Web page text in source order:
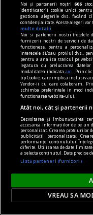
axa dus-întors
Avram Iancu – 200
Și totuși,
oricine mai simte
simtă o înaltă
Sever VOINESCU
Noi și partenerii noștri606
identificatorii cookie unici
gestiona alegerile dvs. făcând
confidențialitate. Aceste alegeri
multe detalii
Noi si partenerii nostri (retelele
furnizorii nostri de servicii de
functioneze, pentru a
interesele si/sau profilul dvs.,
pentru a analiza traficul pe
legatura cu prelucrarea
modalitatea indicataaici
. Prin
tip Cookie, care implica inclusiv
Vendor-ii cu care colaboram.
schimba preferintele in mod
functionarea website-ului.
Atât noi, cât și partenerii
Dezvoltarea și îmbunătățirea
accesarea informațiilor de pe
personalizat. Crearea profilurilor
publicității personalizate.
performanței conținutului.
diferite. Utilizarea de date
a selecta conținutul. Date precise
Listă parteneri (furnizori)
VREAU SA